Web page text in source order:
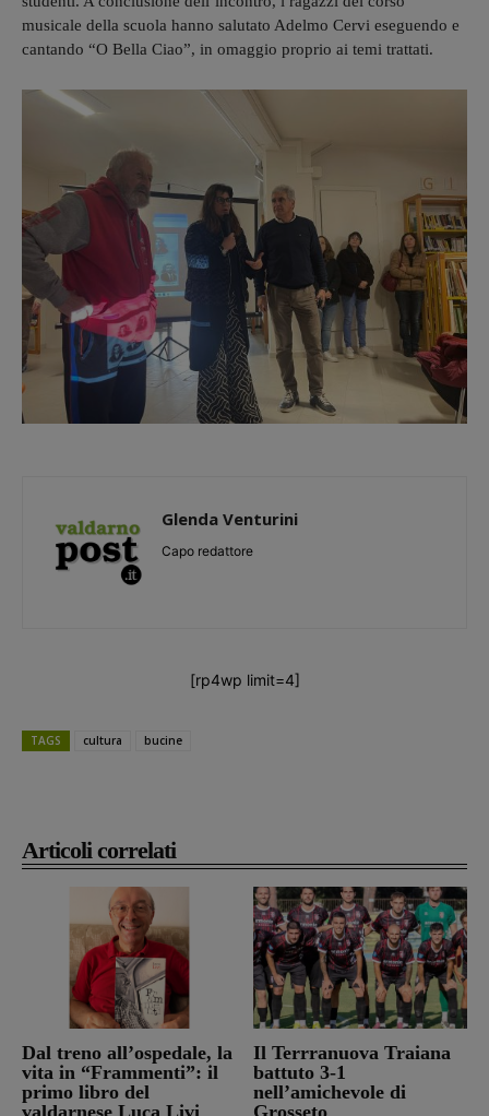
Articoli correlati
Dal treno all’ospedale, la
vita in “Frammenti”: il
primo libro del
valdarnese Luca Livi
Il Terrranuova Traiana
battuto 3-1
nell’amichevole di
Grosseto
musicale della scuola hanno salutato Adelmo Cervi eseguendo e
cantando “O Bella Ciao”, in omaggio proprio ai temi trattati.
Glenda Venturini
Capo redattore
[rp4wp limit=4]
TAGS cultura bucine